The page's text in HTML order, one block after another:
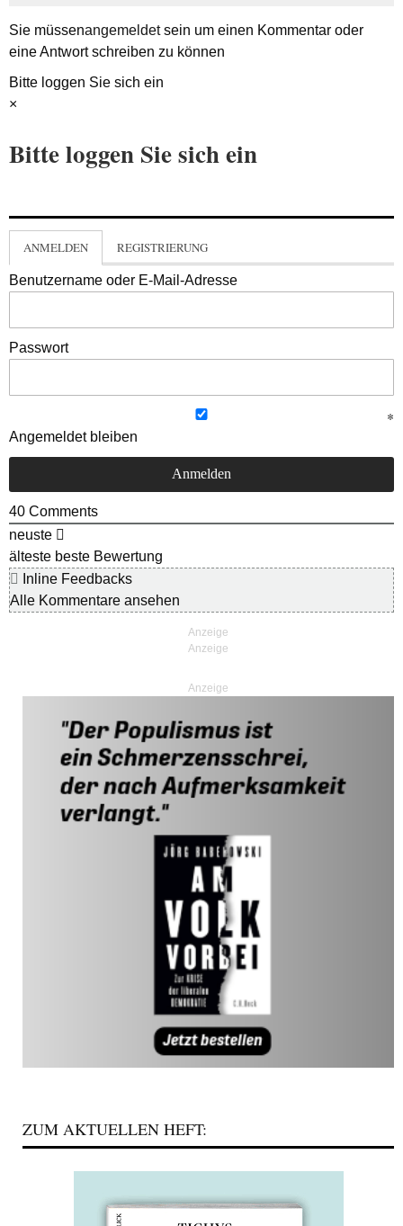
Sie müssenangemeldetsein um einen Kommentar oder
eine Antwort schreiben zu können
Bitte loggen Sie sich ein
×
Bitte loggen Sie sich ein
ANMELDEN REGISTRIERUNG
Benutzername oder E-Mail-Adresse
Passwort
Angemeldet bleiben
40 Comments
neuste
älteste beste Bewertung
Inline Feedbacks
Alle Kommentare ansehen
Anzeige
ZUM AKTUELLEN HEFT: